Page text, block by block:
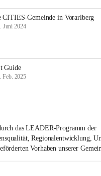
CITIES-Gemeinde in Vorarlberg
Juni 2024
Guide
Feb. 2025
das LEADER-Programm der
Regionalentwicklung,
Vorhaben unserer